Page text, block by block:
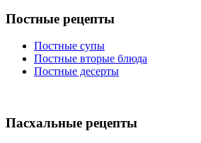
Постные рецепты
Постные супы
Постные вторые блюда
Постные десерты
Пасхальные рецепты